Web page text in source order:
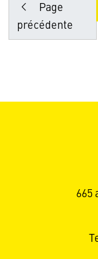
Page
précédente
665